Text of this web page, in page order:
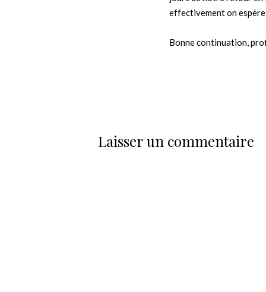
effectivement on
Bonne continuation,
Laisser un commentaire